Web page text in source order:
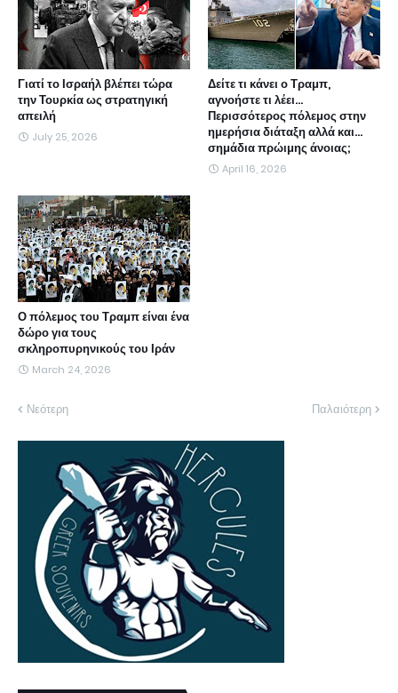
Γιατί το Ισραήλ βλέπει τώρα
την Τουρκία ως στρατηγική
απειλή
July 25, 2026
Δείτε τι κάνει ο Τραμπ,
αγνοήστε τι λέει...
Περισσότερος πόλεμος στην
ημερήσια διάταξη αλλά και...
σημάδια πρώιμης άνοιας;
April 16, 2026
Ο πόλεμος του Τραμπ είναι ένα
δώρο για τους
σκληροπυρηνικούς του Ιράν
March 24, 2026
Νεότερη Παλαιότερη